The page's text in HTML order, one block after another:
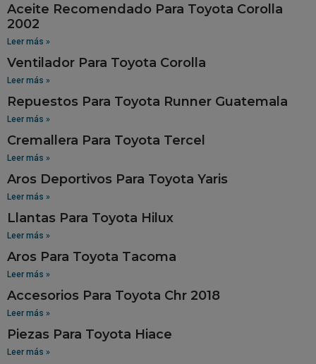
Aceite Recomendado Para Toyota Corolla
2002
Leer más »
Ventilador Para Toyota Corolla
Leer más »
Repuestos Para Toyota Runner Guatemala
Leer más »
Cremallera Para Toyota Tercel
Leer más »
Aros Deportivos Para Toyota Yaris
Leer más »
Llantas Para Toyota Hilux
Leer más »
Aros Para Toyota Tacoma
Leer más »
Accesorios Para Toyota Chr 2018
Leer más »
Piezas Para Toyota Hiace
Leer más »